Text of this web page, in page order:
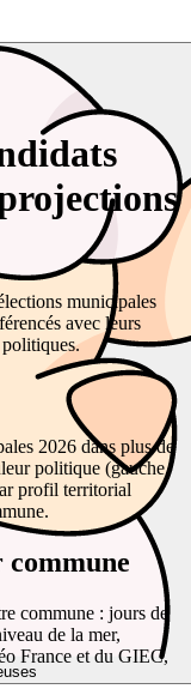
municipales
avec leurs
politiques.
2026 dans plus de
politique (gauche,
profil territorial
commune : jours de
de la mer,
France et du GIEC,